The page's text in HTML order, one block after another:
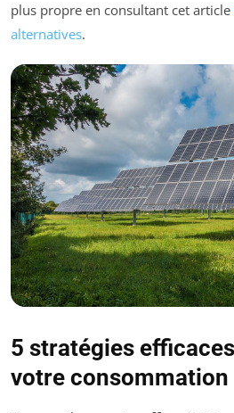
plus propre en consultant cet article
alternatives.
5 stratégies
votre consommation